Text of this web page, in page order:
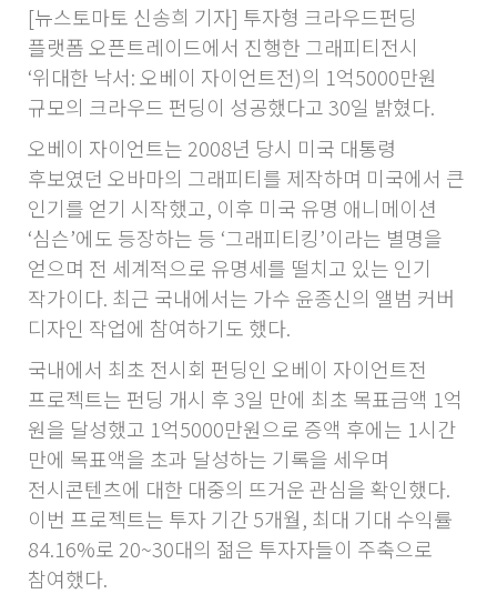
[뉴스토마토 신송희 기자] 투자형 크라우드펀딩
플랫폼 오픈트레이드에서 진행한 그래피티전시
‘위대한 낙서: 오베이 자이언트전)의 1억5000만원
규모의 크라우드 펀딩이 성공했다고 30일 밝혔다.
오베이 자이언트는 2008년 당시 미국 대통령
후보였던 오바마의 그래피티를 제작하며 미국에서 큰
인기를 얻기 시작했고, 이후 미국 유명 애니메이션
‘심슨’에도 등장하는 등 ‘그래피티킹’이라는 별명을
얻으며 전 세계적으로 유명세를 떨치고 있는 인기
작가이다. 최근 국내에서는 가수 윤종신의 앨범 커버
디자인 작업에 참여하기도 했다.
국내에서 최초 전시회 펀딩인 오베이 자이언트전
프로젝트는 펀딩 개시 후 3일 만에 최초 목표금액 1억
원을 달성했고 1억5000만원으로 증액 후에는 1시간
만에 목표액을 초과 달성하는 기록을 세우며
전시콘텐츠에 대한 대중의 뜨거운 관심을 확인했다.
이번 프로젝트는 투자 기간 5개월, 최대 기대 수익률
84.16%로 20~30대의 젊은 투자자들이 주축으로
참여했다.